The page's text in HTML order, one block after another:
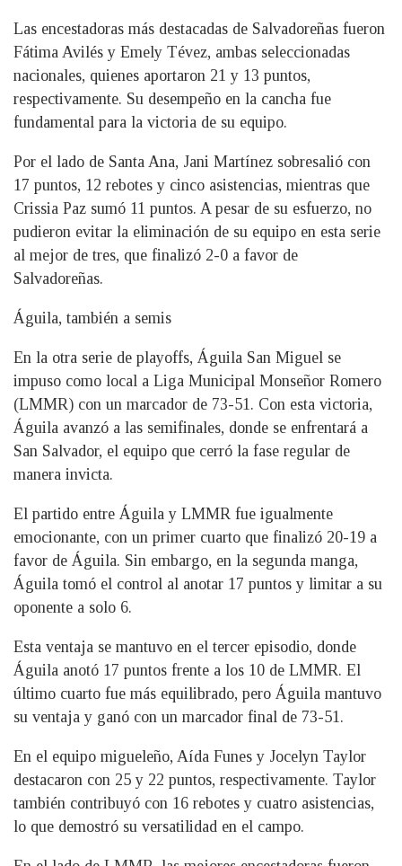
Las encestadoras más destacadas de Salvadoreñas fueron
Fátima Avilés y Emely Tévez, ambas seleccionadas
nacionales, quienes aportaron 21 y 13 puntos,
respectivamente. Su desempeño en la cancha fue
fundamental para la victoria de su equipo.
Por el lado de Santa Ana, Jani Martínez sobresalió con
17 puntos, 12 rebotes y cinco asistencias, mientras que
Crissia Paz sumó 11 puntos. A pesar de su esfuerzo, no
pudieron evitar la eliminación de su equipo en esta serie
al mejor de tres, que finalizó 2-0 a favor de
Salvadoreñas.
Águila, también a semis
En la otra serie de playoffs, Águila San Miguel se
impuso como local a Liga Municipal Monseñor Romero
(LMMR) con un marcador de 73-51. Con esta victoria,
Águila avanzó a las semifinales, donde se enfrentará a
San Salvador, el equipo que cerró la fase regular de
manera invicta.
El partido entre Águila y LMMR fue igualmente
emocionante, con un primer cuarto que finalizó 20-19 a
favor de Águila. Sin embargo, en la segunda manga,
Águila tomó el control al anotar 17 puntos y limitar a su
oponente a solo 6.
Esta ventaja se mantuvo en el tercer episodio, donde
Águila anotó 17 puntos frente a los 10 de LMMR. El
último cuarto fue más equilibrado, pero Águila mantuvo
su ventaja y ganó con un marcador final de 73-51.
En el equipo migueleño, Aída Funes y Jocelyn Taylor
destacaron con 25 y 22 puntos, respectivamente. Taylor
también contribuyó con 16 rebotes y cuatro asistencias,
lo que demostró su versatilidad en el campo.